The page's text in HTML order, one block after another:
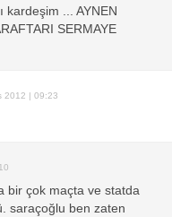
kardeşim ... AYNEN
SERMAYE
2012 | 09:23
bir çok maçta ve statda
saraçoğlu ben zaten